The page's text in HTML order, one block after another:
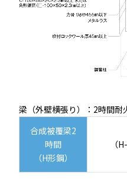
梁（外壁横張り）：2時間耐
合成被覆梁2
時間
（H形鋼）
（